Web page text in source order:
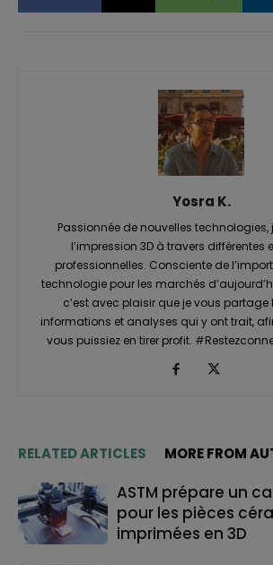
Yosra K.
Passionnée de nouvelles technologies,
l’impression 3D à travers différentes
professionnelles. Consciente de
technologie pour les marchés
c’est avec plaisir que je vous partage
informations et analyses qui y ont trait,
vous puissiez en tirer profit.
RELATED ARTICLES MORE FROM
ASTM prépare un
pour les pièces
imprimées en 3D